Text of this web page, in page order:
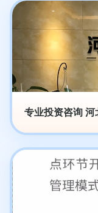
专业投资咨询